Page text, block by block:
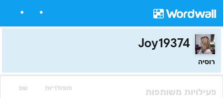
Joy19374
רוסיה
פופולריות שם פעילויות משותפות